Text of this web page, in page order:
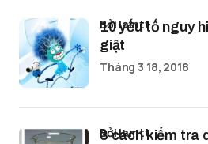
10 yếu tố nguy
giật
bởi lamtt
Tháng 3 18, 2018
3 cách kiểm tra
bởi lamtt